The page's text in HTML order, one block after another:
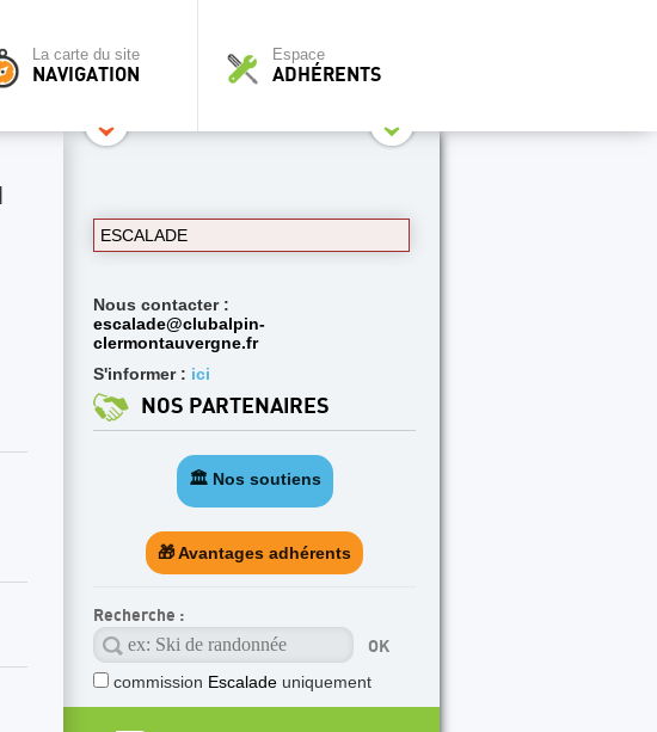
La carte du site
NAVIGATION
Espace
ADHÉRENTS
ESCALADE
Nous contacter :
escalade@clubalpin-
clermontauvergne.fr
S'informer : ici
NOS PARTENAIRES
🏛️ Nos soutiens
🎁 Avantages adhérents
Recherche :
commission Escalade uniquement